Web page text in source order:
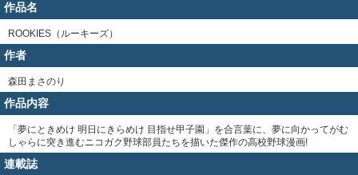
作品名
ROOKIES（ルーキーズ）
作者
森田まさのり
作品内容
「夢にときめけ 明日にきらめけ 目指せ甲子園」を合言葉に、夢に向かってがむ
しゃらに突き進むニコガク野球部員たちを描いた傑作の高校野球漫画!
連載誌